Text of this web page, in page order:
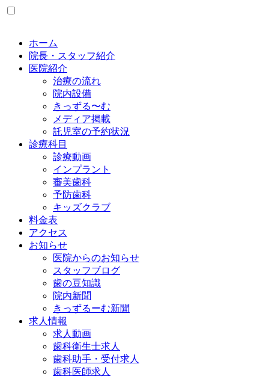
ホーム
院長・スタッフ紹介
医院紹介
治療の流れ
院内設備
きっずる〜む
メディア掲載
託児室の予約状況
診療科目
診療動画
インプラント
審美歯科
予防歯科
キッズクラブ
料金表
アクセス
お知らせ
医院からのお知らせ
スタッフブログ
歯の豆知識
院内新聞
きっずるーむ新聞
求人情報
求人動画
歯科衛生士求人
歯科助手・受付求人
歯科医師求人